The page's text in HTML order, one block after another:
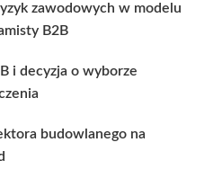
zawodowych w modelu
B2B
i decyzja o wyborze
budowlanego na